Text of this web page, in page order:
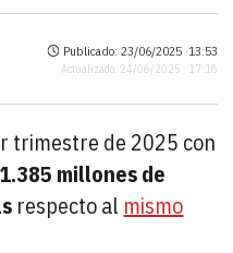
Publicado: 23/06/2025 ·13:53
Actualizado: 24/06/2025 · 17:18
trimestre de 2025 con
1.385 millones de
respecto al mismo